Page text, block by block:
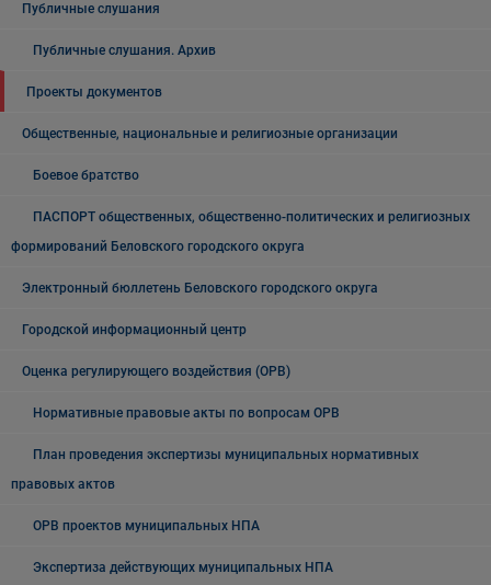
Публичные слушания
Публичные слушания. Архив
Проекты документов
Общественные, национальные и религиозные организации
Боевое братство
ПАСПОРТ общественных, общественно-политических и религиозных
формирований Беловского городского округа
Электронный бюллетень Беловского городского округа
Городской информационный центр
Оценка регулирующего воздействия (ОРВ)
Нормативные правовые акты по вопросам ОРВ
План проведения экспертизы муниципальных нормативных
правовых актов
ОРВ проектов муниципальных НПА
Экспертиза действующих муниципальных НПА